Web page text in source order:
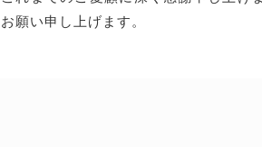
お願い申し上げます。